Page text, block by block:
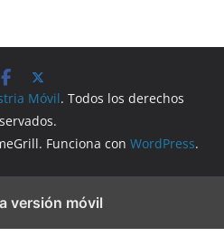
Móvil. Todos los derechos
Funciona con WordPress.
versión móvil